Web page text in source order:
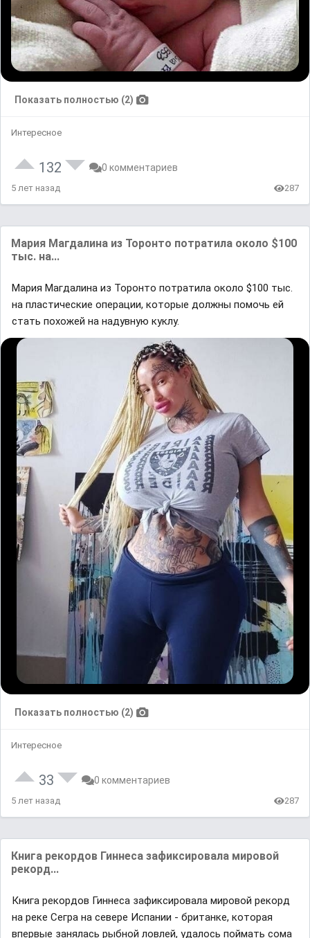
Показать полностью (2)
Интересное
132 0 комментариев
5 лет назад 287
Мария Магдалина из Торонто потратила около $100
тыс. на...
Мария Магдалина из Торонто потратила около $100 тыс.
на пластические операции, которые должны помочь ей
стать похожей на надувную куклу.
Показать полностью (2)
Интересное
33 0 комментариев
5 лет назад 287
Книга рекордов Гиннеса зафиксировала мировой
рекорд...
Книга рекордов Гиннеса зафиксировала мировой рекорд
на реке Сегра на севере Испании - британке, которая
впервые занялась рыбной ловлей, удалось поймать сома